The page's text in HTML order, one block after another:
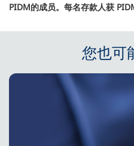
PIDM的成员。每名存款人获
您也可